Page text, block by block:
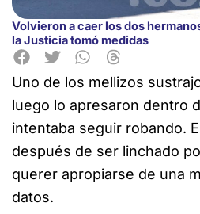
Volvieron a caer los dos
la Justicia tomó medidas
Uno de los mellizos
luego lo apresaron dentro
intentaba seguir robando.
después de ser linchado
querer apropiarse de una
datos.